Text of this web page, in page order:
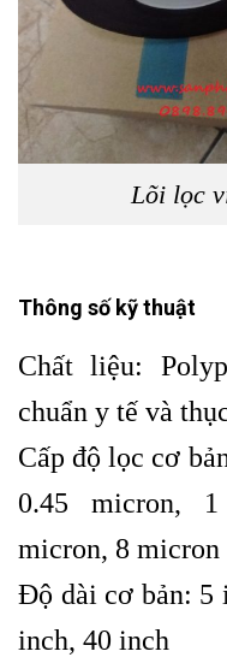
Lõi lọc
Thông số kỹ thuật
Chất liệu:
chuẩn y tế và
Cấp độ lọc cơ
0.45 micron,
micron, 8 micron
Độ dài cơ bản: 5
inch, 40 inch